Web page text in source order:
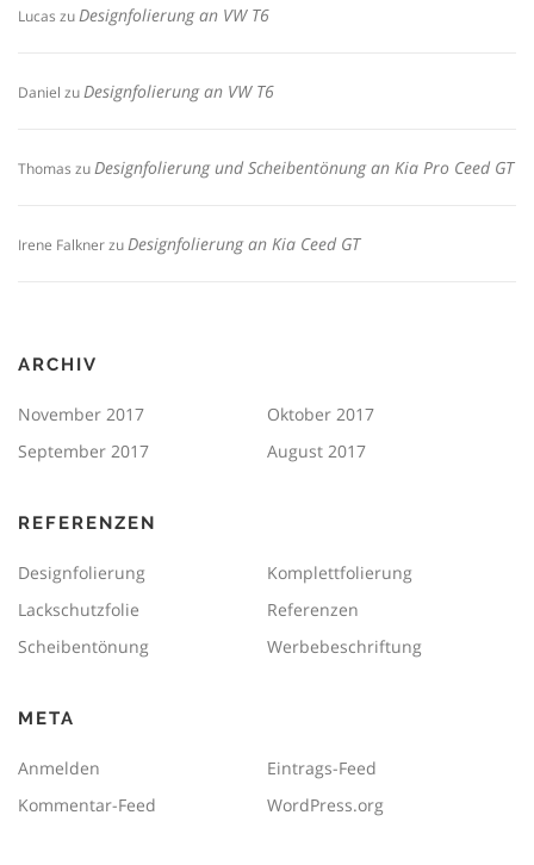
Lucas zuDesignfolierung an VW T6
Daniel zuDesignfolierung an VW T6
Thomas zuDesignfolierung und Scheibentönung an Kia Pro Ceed GT
Irene FalknerzuDesignfolierung an Kia Ceed GT
ARCHIV
November 2017
Oktober 2017
September 2017
August 2017
REFERENZEN
Designfolierung
Komplettfolierung
Lackschutzfolie
Referenzen
Scheibentönung
Werbebeschriftung
META
Anmelden
Eintrags-Feed
Kommentar-Feed
WordPress.org